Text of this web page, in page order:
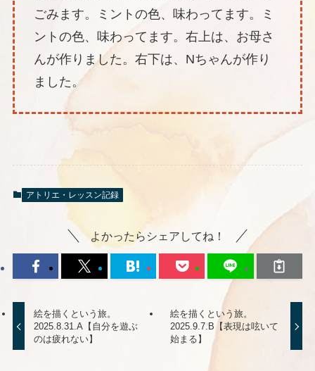
ごみます。ミントの色、味わってます。ミ
ントの色、味わってます。右上は、お母さ
んが作りました。右下は、Nちゃんが作り
ました。
アトリエ・レッスン記録
よかったらシェアしてね！
絵を描くという旅。
2025.8.31.A【自分を遊ぶ
のは疲れない】
絵を描くという旅。
2025.9.7.B【表現は呟いて
始まる】